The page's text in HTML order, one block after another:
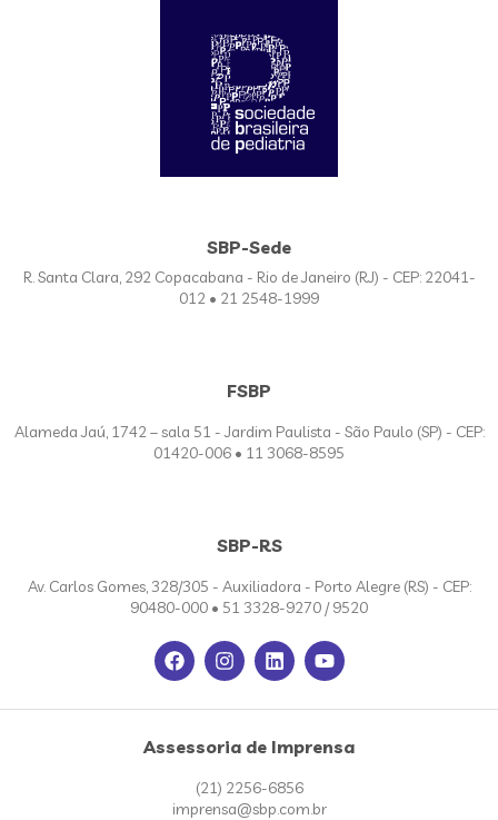
SBP-Sede
R. Santa Clara, 292 Copacabana - Rio de Janeiro (RJ) - CEP: 22041-
012 • 21 2548-1999
FSBP
Alameda Jaú, 1742 – sala 51 - Jardim Paulista - São Paulo (SP) - CEP:
01420-006 • 11 3068-8595
SBP-RS
Av. Carlos Gomes, 328/305 - Auxiliadora - Porto Alegre (RS) - CEP:
90480-000 • 51 3328-9270 / 9520
Assessoria de Imprensa
(21) 2256-6856
imprensa@sbp.com.br